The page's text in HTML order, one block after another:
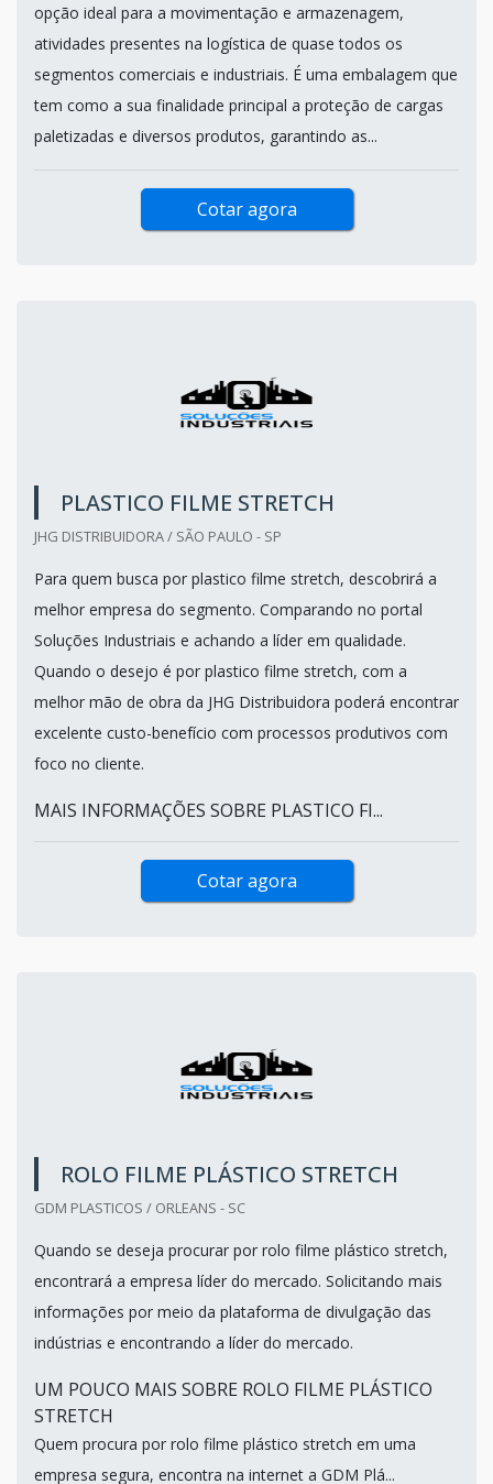
opção ideal para a movimentação e armazenagem,
atividades presentes na logística de quase todos os
segmentos comerciais e industriais. É uma embalagem que
tem como a sua finalidade principal a proteção de cargas
paletizadas e diversos produtos, garantindo as...
Cotar agora
PLASTICO FILME STRETCH
JHG DISTRIBUIDORA / SÃO PAULO - SP
Para quem busca por plastico filme stretch, descobrirá a
melhor empresa do segmento. Comparando no portal
Soluções Industriais e achando a líder em qualidade.
Quando o desejo é por plastico filme stretch, com a
melhor mão de obra da JHG Distribuidora poderá encontrar
excelente custo-benefício com processos produtivos com
foco no cliente.
MAIS INFORMAÇÕES SOBRE PLASTICO FI...
Cotar agora
ROLO FILME PLÁSTICO STRETCH
GDM PLASTICOS / ORLEANS - SC
Quando se deseja procurar por rolo filme plástico stretch,
encontrará a empresa líder do mercado. Solicitando mais
informações por meio da plataforma de divulgação das
indústrias e encontrando a líder do mercado.
UM POUCO MAIS SOBRE ROLO FILME PLÁSTICO
STRETCH
Quem procura por rolo filme plástico stretch em uma
empresa segura, encontra na internet a GDM Plá...